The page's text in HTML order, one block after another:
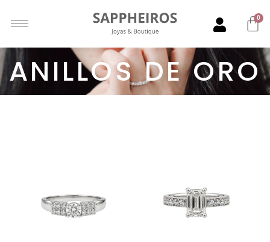
0
ANILLOS DE ORO